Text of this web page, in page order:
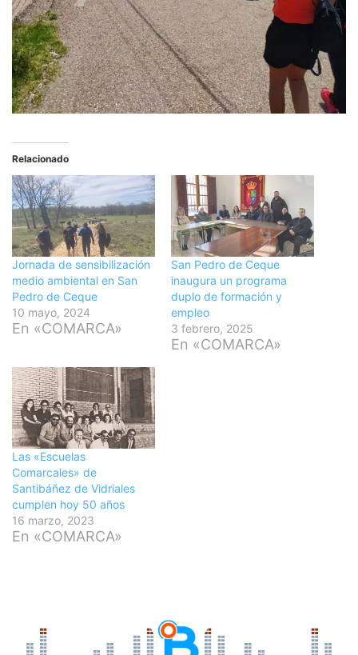
Relacionado
Jornada de sensibilización
medio ambiental en San
Pedro de Ceque
10 mayo, 2024
En «COMARCA»
San Pedro de Ceque
inaugura un programa
duplo de formación y
empleo
3 febrero, 2025
En «COMARCA»
Las «Escuelas
Comarcales» de
Santibáñez de Vidriales
cumplen hoy 50 años
16 marzo, 2023
En «COMARCA»